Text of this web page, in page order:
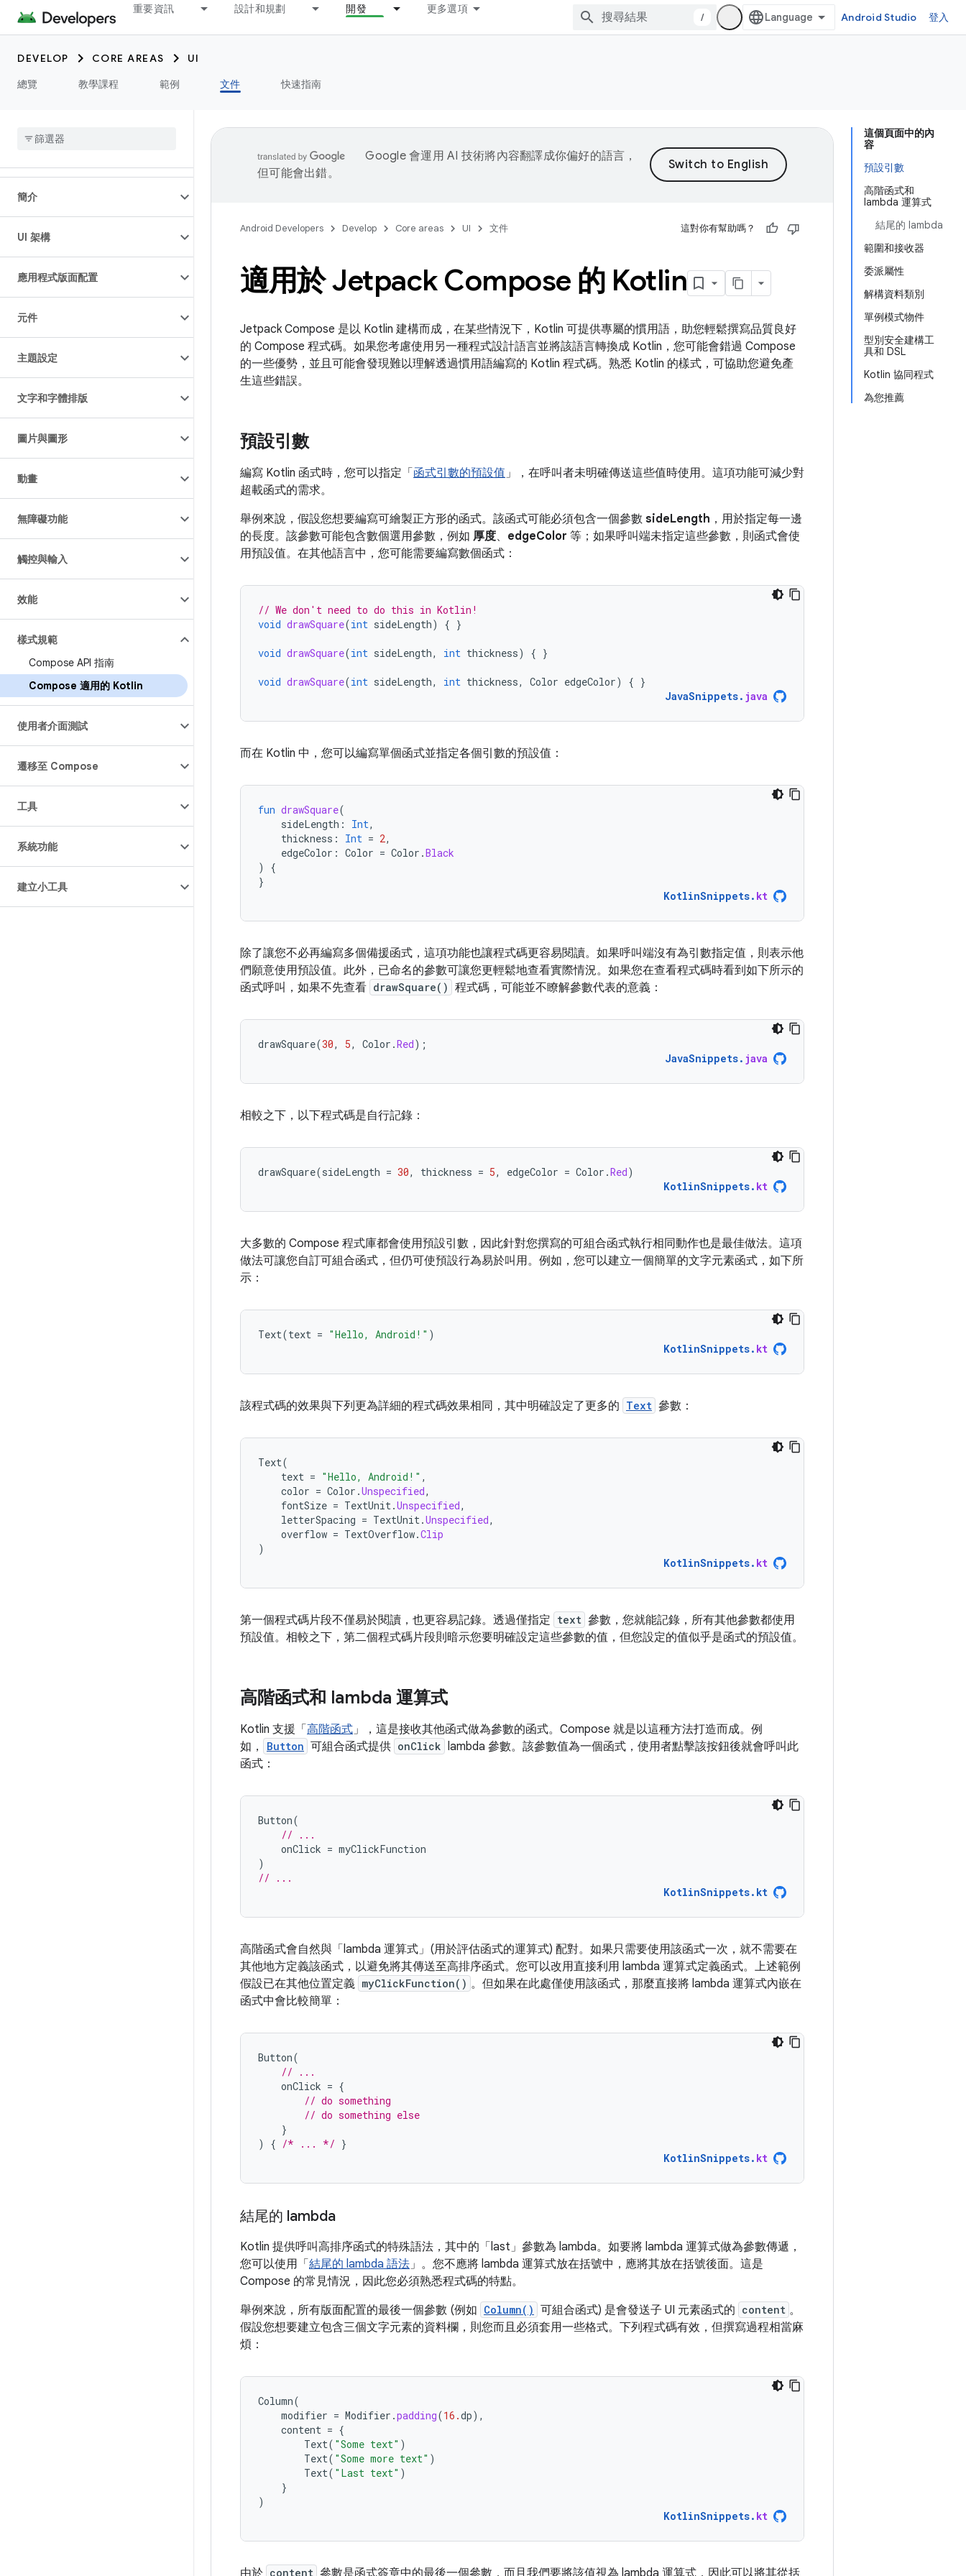
重要資訊 設計和規劃 開發 更多選項
/ Android Studio 登入
DEVELOP CORE AREAS
UI
總覽
教學課程 範例 文件 快速指南
簡介
UI 架構
應用程式版面配置
元件
主題設定
文字和字體排版
圖片與圖形
動畫
無障礙功能
觸控與輸入
效能
樣式規範
Compose API 指南
Compose 適用的 Kotlin
使用者介面測試
遷移至 Compose
工具
系統功能
建立小工具
這個頁面中的內
容
預設引數
高階函式和
lambda 運算式
結尾的 lambda
範圍和接收器
委派屬性
解構資料類別
單例模式物件
型別安全建構工
具和 DSL
Kotlin 協同程式
為您推薦
Google 會運用 AI 技術將內容翻譯成你偏好的語言，
但可能會出錯。
Android Developers Develop Core areas UI 文件 這對你有幫助嗎？
適用於 Jetpack Compose 的 Kotlin
Jetpack Compose 是以 Kotlin 建構而成，在某些情況下，Kotlin 可提供專屬的慣用語，助您輕鬆撰寫品質良好
的 Compose 程式碼。如果您考慮使用另一種程式設計語言並將該語言轉換成 Kotlin，您可能會錯過 Compose
的一些優勢，並且可能會發現難以理解透過慣用語編寫的 Kotlin 程式碼。熟悉 Kotlin 的樣式，可協助您避免產
生這些錯誤。
預設引數
編寫 Kotlin 函式時，您可以指定「 函式引數的預設值」，在呼叫者未明確傳送這些值時使用。 這項功能可減少對
超載函式的需求。
舉例來說，假設您想要編寫可繪製正方形的函式。該函式可能必須包含一個參數 sideLength ，用於指定每一邊
的長度。該參數可能包含數個選用參數，例如 厚度、 edgeColor 等；如果呼叫端未指定這些參數，則函式會使
用預設值。在其他語言中，您可能需要編寫數個函式：
// We don't need to do this in Kotlin!
void drawSquare(int sideLength) { }
void drawSquare(int sideLength, int thickness) { }
void drawSquare(int sideLength, int thickness, Color edgeColor) { }
JavaSnippets. java
而在 Kotlin 中，您可以編寫單個函式並指定各個引數的預設值：
fun drawSquare(
sideLength : Int,
thickness : Int = 2,
edgeColor : Color = Color .Black
)
{
}
KotlinSnippets. kt
除了讓您不必再編寫多個備援函式，這項功能也讓程式碼更容易閱讀。如果呼叫端沒有為引數指定值，則表示他
們願意使用預設值。此外，已命名的參數可讓您更輕鬆地查看實際情況。如果您在查看程式碼時看到如下所示的
函式呼叫，如果不先查看 drawSquare() 程式碼，可能並不瞭解參數代表的意義：
drawSquare(30, 5, Color .Red);
JavaSnippets. java
相較之下，以下程式碼是自行記錄：
drawSquare(sideLength = 30, thickness = 5, edgeColor = Color .Red)
KotlinSnippets. kt
大多數的 Compose 程式庫都會使用預設引數，因此針對您撰寫的可組合函式執行相同動作也是最佳做法。這項
做法可讓您自訂可組合函式，但仍可使預設行為易於叫用。例如，您可以建立一個簡單的文字元素函式，如下所
示：
Text(text = "Hello, Android!" )
KotlinSnippets. kt
該程式碼的效果與下列更為詳細的程式碼效果相同，其中明確設定了更多的 Text 參數：
Text(
text = "Hello, Android!" ,
color = Color .Unspecified,
fontSize = TextUnit.Unspecified,
letterSpacing = TextUnit.Unspecified,
overflow = TextOverflow.Clip
)
KotlinSnippets. kt
第一個程式碼片段不僅易於閱讀，也更容易記錄。透過僅指定 text 參數，您就能記錄，所有其他參數都使用
預設值。相較之下，第二個程式碼片段則暗示您要明確設定這些參數的值，但您設定的值似乎是函式的預設值。
高階函式和 lambda 運算式
Kotlin 支援「 高階函式」，這是接收其他函式做為參數的函式。 Compose 就是以這種方法打造而成。例
如，
Button 可組合函式提供 onClick lambda 參數。該參數值為一個函式，使用者點擊該按鈕後就會呼叫此
函式：
Button(
// ...
onClick = myClickFunction
)
// ...
KotlinSnippets.kt
高階函式會自然與「lambda 運算式」(用於評估函式的運算式) 配對。如果只需要使用該函式一次，就不需要在
其他地方定義該函式，以避免將其傳送至高排序函式。您可以改用直接利用 lambda 運算式定義函式。上述範例
假設已在其他位置定義 myClickFunction() 。但如果在此處僅使用該函式，那麼直接將 lambda 運算式內嵌在
函式中會比較簡單：
Button(
// ...
onClick = {
// do something
// do something else
}
)
{ /* ... */ }
KotlinSnippets. kt
結尾的 lambda
Kotlin 提供呼叫高排序函式的特殊語法，其中的「last」參數為 lambda。 如要將 lambda 運算式做為參數傳遞，
您可以使用「 結尾的 lambda 語法」。 您不應將 lambda 運算式放在括號中，應將其放在括號後面。這是
Compose 的常見情況，因此您必須熟悉程式碼的特點。
舉例來說，所有版面配置的最後一個參數 (例如 Column() 可組合函式) 是會發送子 UI 元素函式的 content 。
假設您想要建立包含三個文字元素的資料欄，則您而且必須套用一些格式。下列程式碼有效，但撰寫過程相當麻
煩：
Column(
modifier = Modifier .padding(16.dp),
content = {
Text( "Some text" )
Text( "Some more text" )
Text( "Last text" )
}
)
KotlinSnippets. kt
由於 content 參數是函式簽章中的最後一個參數，而且我們要將該值視為 lambda 運算式，因此可以將其從括